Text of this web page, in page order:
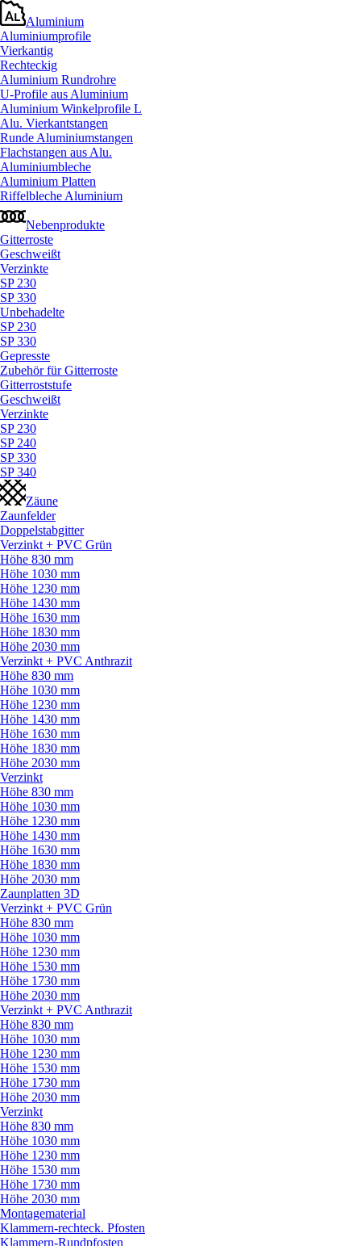
Aluminium
Aluminiumprofile
Vierkantig
Rechteckig
Aluminium Rundrohre
U-Profile aus Aluminium
Aluminium Winkelprofile L
Alu. Vierkantstangen
Runde Aluminiumstangen
Flachstangen aus Alu.
Aluminiumbleche
Aluminium Platten
Riffelbleche Aluminium
Nebenprodukte
Gitterroste
Geschweißt
Verzinkte
SP 230
SP 330
Unbehadelte
SP 230
SP 330
Gepresste
Zubehör für Gitterroste
Gitterroststufe
Geschweißt
Verzinkte
SP 230
SP 240
SP 330
SP 340
Zäune
Zaunfelder
Doppelstabgitter
Verzinkt + PVC Grün
Höhe 830 mm
Höhe 1030 mm
Höhe 1230 mm
Höhe 1430 mm
Höhe 1630 mm
Höhe 1830 mm
Höhe 2030 mm
Verzinkt + PVC Anthrazit
Höhe 830 mm
Höhe 1030 mm
Höhe 1230 mm
Höhe 1430 mm
Höhe 1630 mm
Höhe 1830 mm
Höhe 2030 mm
Verzinkt
Höhe 830 mm
Höhe 1030 mm
Höhe 1230 mm
Höhe 1430 mm
Höhe 1630 mm
Höhe 1830 mm
Höhe 2030 mm
Zaunplatten 3D
Verzinkt + PVC Grün
Höhe 830 mm
Höhe 1030 mm
Höhe 1230 mm
Höhe 1530 mm
Höhe 1730 mm
Höhe 2030 mm
Verzinkt + PVC Anthrazit
Höhe 830 mm
Höhe 1030 mm
Höhe 1230 mm
Höhe 1530 mm
Höhe 1730 mm
Höhe 2030 mm
Verzinkt
Höhe 830 mm
Höhe 1030 mm
Höhe 1230 mm
Höhe 1530 mm
Höhe 1730 mm
Höhe 2030 mm
Montagematerial
Klammern-rechteck. Pfosten
Klammern-Rundpfosten